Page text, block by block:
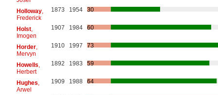
Holloway,
Frederick
1873 1954 30
Holst,
Imogen
1907 1984 60
Horder,
Mervyn
1910 1997 73
Howells
Herbert
1892 1983 59
Hughes
Arwel
1909 1988 64